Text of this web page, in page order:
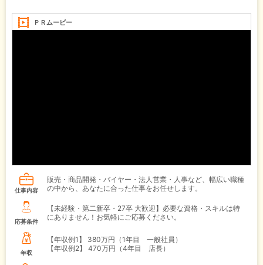
ＰＲムービー
仕事内容
販売・商品開発・バイヤー・法人営業・人事など、幅広い職種
の中から、あなたに合った仕事をお任せします。
応募条件
【未経験・第二新卒・27卒 大歓迎】必要な資格・スキルは特
にありません！お気軽にご応募ください。
年収
【年収例1】
380万円（1年目 一般社員）
【年収例2】
470万円（4年目 店長）